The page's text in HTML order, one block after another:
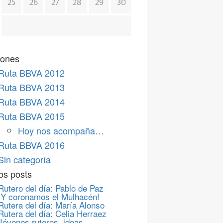
25 26 27 28 29 30
BBVA 2012
BBVA 2013
BBVA 2014
BBVA 2015
Hoy nos acompaña…
BBVA 2016
categoría
posts
del día: Pablo de Paz
coronamos el Mulhacén!
del día: María Alonso
del día: Celia Herraez